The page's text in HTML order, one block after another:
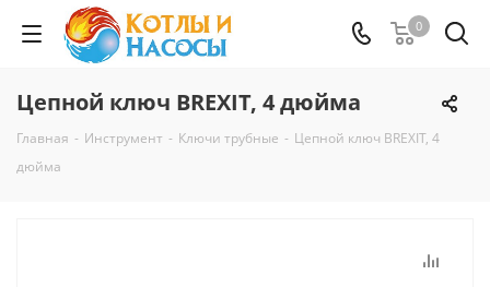
0
Цепной ключ BREXIT, 4 дюйма
Главная - Инструмент - Ключи трубные - Цепной ключ BREXIT, 4
дюйма